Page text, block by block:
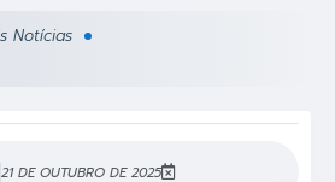
Notícias
21 DE OUTUBRO DE 2025